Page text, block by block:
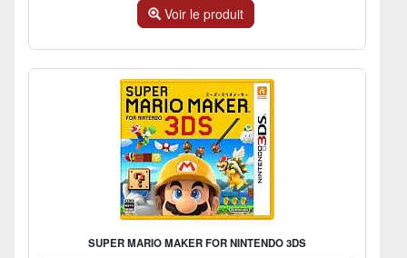
Voir le produit
SUPER MARIO MAKER FOR NINTENDO 3DS